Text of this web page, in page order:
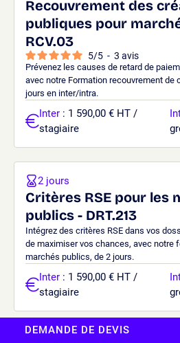
Recouvrement des
publiques pour
RCV.03
5/5 - 3 avis
Prévenez les causes de retard de
avec notre Formation recouvrement de
jours en inter/intra.
Inter : 1 590,00 € HT /
stagiaire
Critères RSE pour les
publics - DRT.213
Intégrez des critères RSE dans vos
de maximiser vos chances, avec notre
marchés publics, de 2 jours.
2 jours
Inter : 1 590,00 € HT /
stagiaire
DEMANDE DE DEVIS